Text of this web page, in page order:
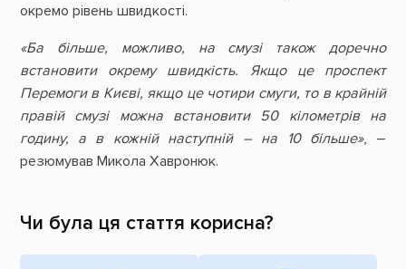
окремо рівень швидкості.
«Ба більше, можливо, на смузі також доречно
встановити окрему швидкість. Якщо це проспект
Перемоги в Києві, якщо це чотири смуги, то в крайній
правій смузі можна встановити 50 кілометрів на
годину, а в кожній наступній – на 10 більше», –
резюмував Микола Хавронюк.
Чи була ця стаття корисна?